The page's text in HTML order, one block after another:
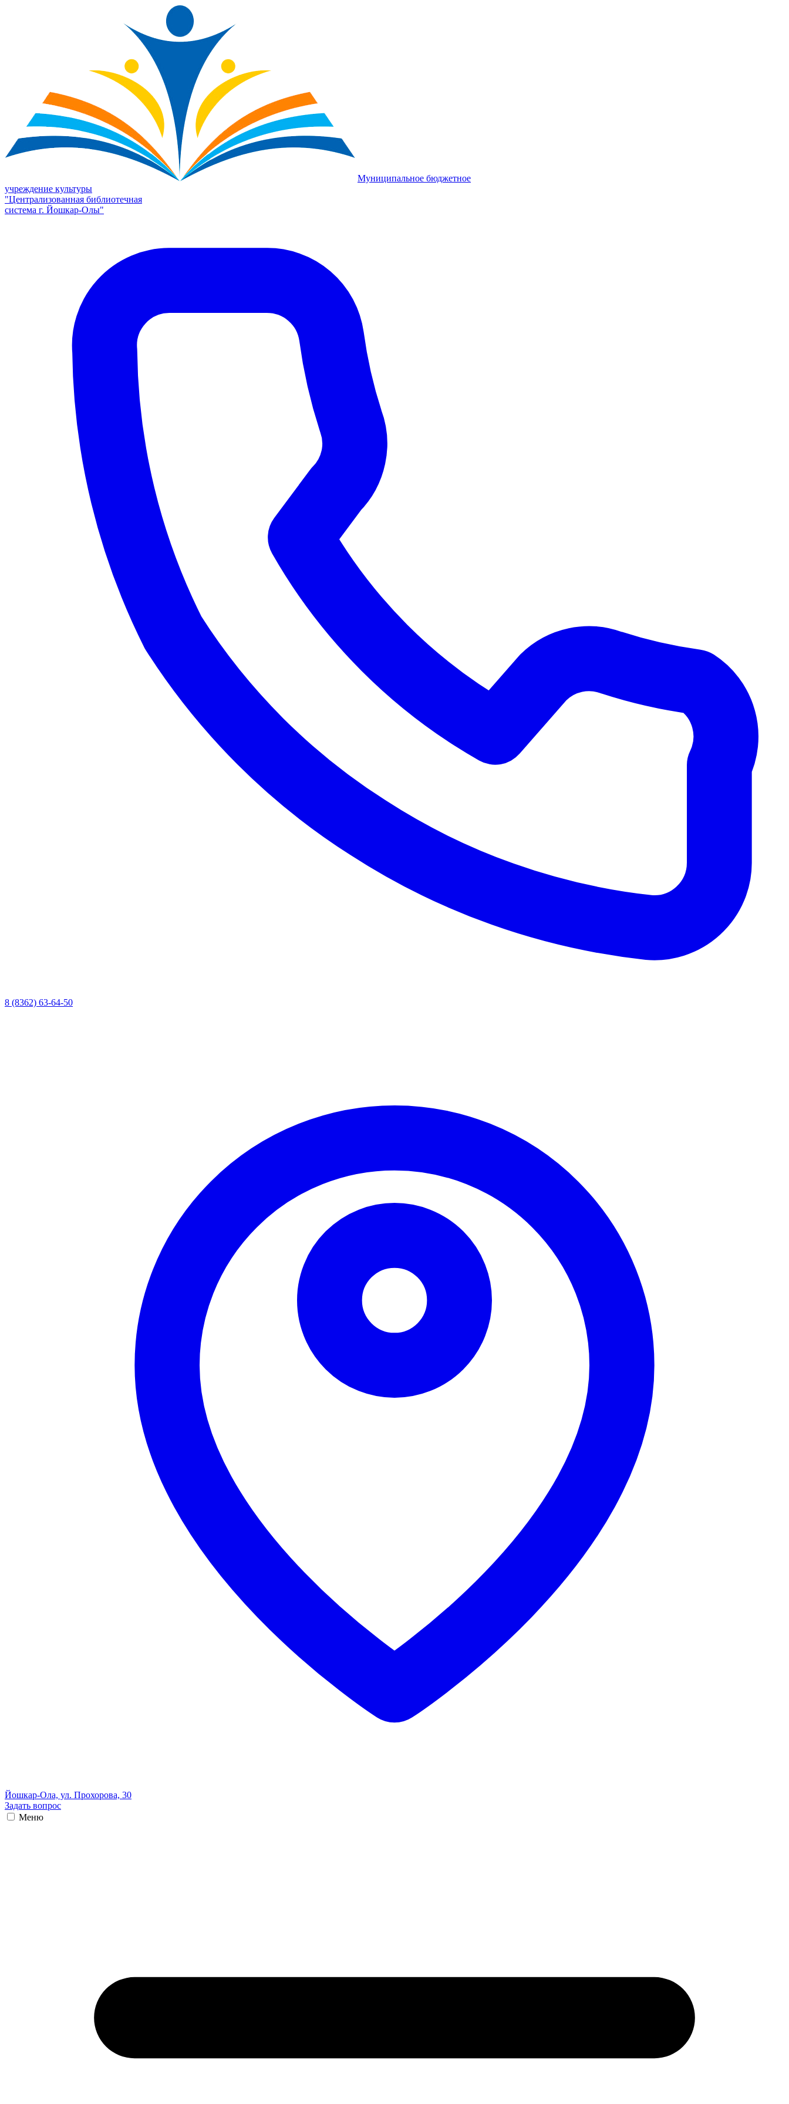
Муниципальное бюджетное
учреждение культуры
"Централизованная библиотечная
система г. Йошкар-Олы"
8 (8362) 63-64-50
Йошкар-Ола, ул. Прохорова, 30
Задать вопрос
Меню